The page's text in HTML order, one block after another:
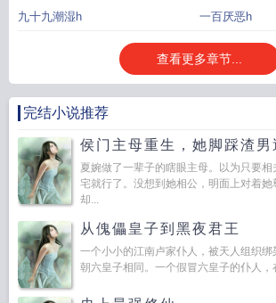
九十九潮湿h 一百厌恶h
查看更多章节...
完结小说推荐
侯门主母重生，她脚踩渣男
夏婉做了一辈子的瞎眼主母。以为只要
宅就行了。没想到她相公，明面上对着她
却...
从傀儡皇子到黑夜君王
一个小小的江南卢家仆人，被天人组织
朝六皇子相同。一个假冒六皇子的仆人